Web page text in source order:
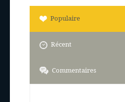
Populaire
Récent
Commentaires